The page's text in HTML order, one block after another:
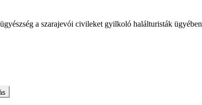
a szarajevói civileket gyilkoló halálturisták ügyében